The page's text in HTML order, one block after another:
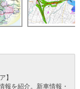
】
報を紹介。新車情報・